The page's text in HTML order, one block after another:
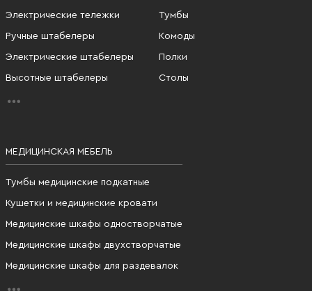
Электрические тележки
Ручные штабелеры
Электрические штабелеры
Высотные штабелеры
Тумбы
Комоды
Полки
Столы
МЕДИЦИНСКАЯ МЕБЕЛЬ
Тумбы медицинские подкатные
Кушетки и медицинские кровати
Медицинские шкафы одностворчатые
Медицинские шкафы двухстворчатые
Медицинские шкафы для раздевалок